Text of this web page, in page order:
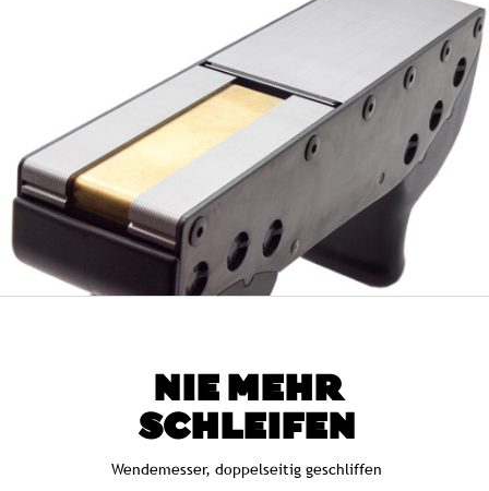
NIE MEHR
SCHLEIFEN
Wendemesser, doppelseitig geschliffen